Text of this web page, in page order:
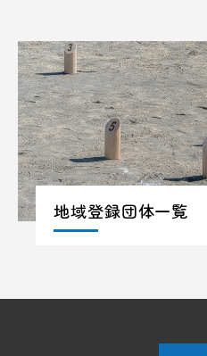
地域登録団体一覧